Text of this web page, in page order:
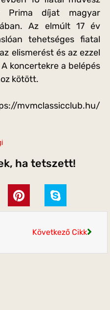
díjat magyar
Az elmúlt 17 év
tehetséges fiatal
elismerést és az ezzel
koncertekre a belépés
kötött.
mvmclassicclub.hu/
ha tetszett!
Következő Cikk